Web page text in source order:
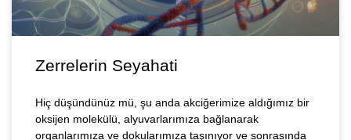
Zerrelerin Seyahati
Hiç düşündünüz mü, şu anda akciğerimize aldığımız bir
oksijen molekülü, alyuvarlarımıza bağlanarak
organlarımıza ve dokularımıza taşınıyor ve sonrasında